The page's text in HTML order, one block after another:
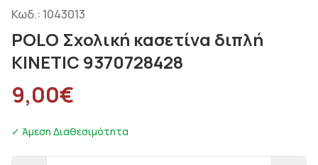
Κωδ.: 1043013
POLO Σχολική κασετίνα διπλή
KINETIC 9370728428
9,00€
✓ Άμεση Διαθεσιμότητα